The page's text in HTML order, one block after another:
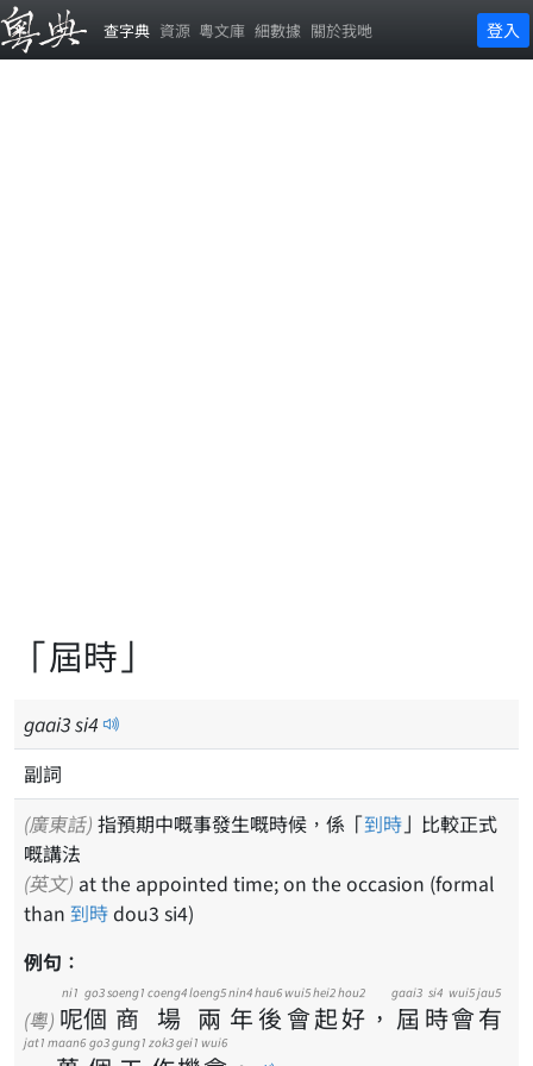
查字典 資源 粵文庫 細數據 關於我哋 登入
「屆時」
gaai3si4
副詞
(廣東話) 指預期中嘅事發生嘅時候，係「到時 」比較正式
嘅講法
(英文)
than 到時dou3 si4)
例句：
(粵) 呢
ni1
個
go3
商
soeng1
場
coeng4
兩
loeng5
年
nin4
後
hau6
會
wui5
起
hei2
好
hou2
， 屆
gaai3
時
si4
會
wui5
有
jau5
jat1 maan6 go3gung1 zok3gei1 wui6